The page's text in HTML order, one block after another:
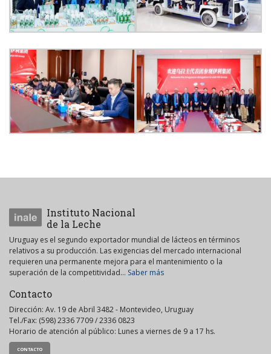
Instituto Nacional
de la Leche
Uruguay es el segundo exportador mundial de lácteos en términos
relativos a su producción. Las exigencias del mercado internacional
requieren una permanente mejora para el mantenimiento o la
superación de la competitividad... Saber más
Contacto
Dirección: Av. 19 de Abril 3482 - Montevideo, Uruguay
Tel./Fax: (598) 2336 7709 / 2336 0823
Horario de atención al público: Lunes a viernes de 9 a 17 hs.
CONTACTO